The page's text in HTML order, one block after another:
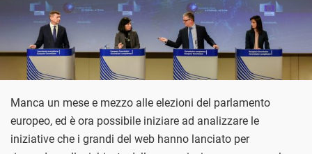
Manca un mese e mezzo alle elezioni del parlamento
europeo, ed è ora possibile iniziare ad analizzare le
iniziative che i grandi del web hanno lanciato per